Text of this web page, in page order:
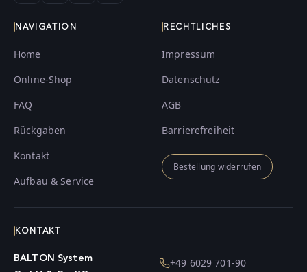
NAVIGATION
Home
Online-Shop
FAQ
Rückgaben
Kontakt
Aufbau & Service
RECHTLICHES
Impressum
Datenschutz
AGB
Barrierefreiheit
Bestellung widerrufen
KONTAKT
BALTON System
+49 6029 701-90